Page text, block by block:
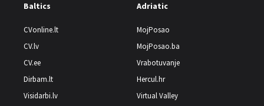
Baltics
CVonline.lt
CV.lv
CV.ee
Dirbam.lt
Visidarbi.lv
Adriatic
MojPosao
MojPosao.ba
Vrabotuvanje
Hercul.hr
Virtual Valley